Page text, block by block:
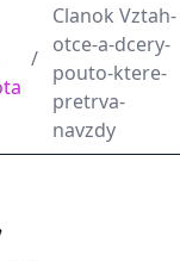
/
Clanok Vztah-
otce-a-dcery-
pouto-ktere-
pretrva-
navzdy